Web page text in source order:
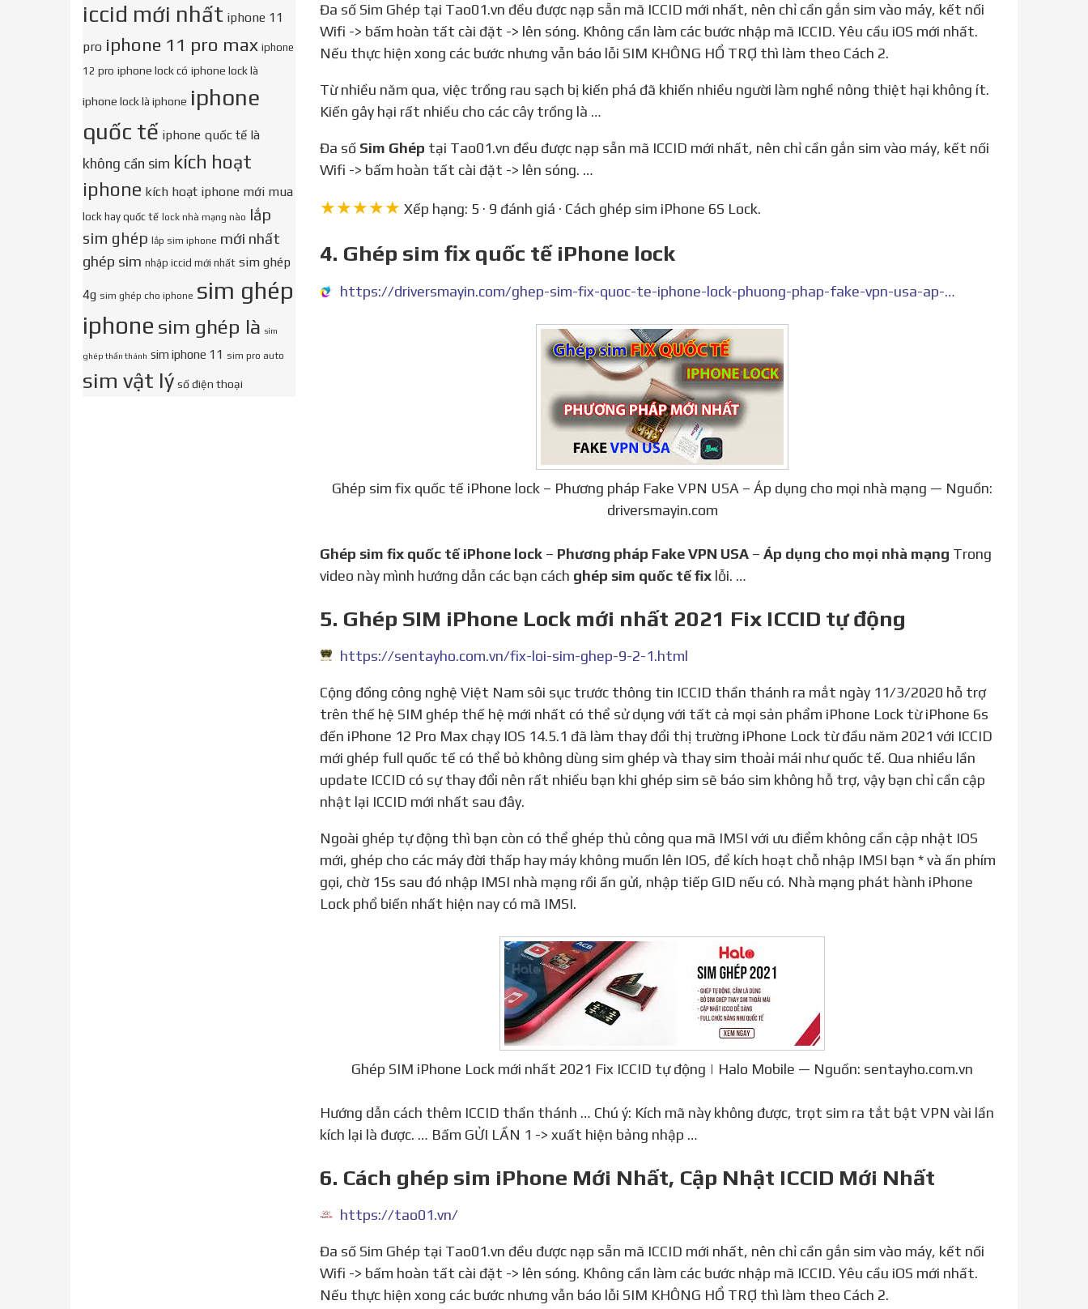
Đa số Sim Ghép tại Tao01.vn đều được nạp sẵn mã ICCID mới nhất, nên chỉ cần gắn sim vào máy, kết nối
Wifi -> bấm hoàn tất cài đặt -> lên sóng. Không cần làm các bước nhập mã ICCID. Yêu cầu iOS mới nhất.
Nếu thực hiện xong các bước nhưng vẫn báo lỗi SIM KHÔNG HỔ TRỢ thì làm theo Cách 2.
Từ nhiều năm qua, việc trồng rau sạch bị kiến phá đã khiến nhiều người làm nghề nông thiệt hại không ít.
Kiến gây hại rất nhiều cho các cây trồng là …
Đa số Sim Ghép tại Tao01.vn đều được nạp sẵn mã ICCID mới nhất, nên chỉ cần gắn sim vào máy, kết nối
Wifi -> bấm hoàn tất cài đặt -> lên sóng. …
★★★★★ Xếp hạng: 5 · 9 đánh giá · Cách ghép sim iPhone 6S Lock.
4. Ghép sim fix quốc tế iPhone lock
https://driversmayin.com/ghep-sim-fix-quoc-te-iphone-lock-phuong-phap-fake-vpn-usa-ap-dung-cho-moi-nha-mang/
Ghép sim fix quốc tế iPhone lock – Phương pháp Fake VPN USA – Áp dụng cho mọi nhà mạng — Nguồn:
driversmayin.com
Ghép sim fix quốc tế iPhone lock– Phương pháp Fake VPN USA– Áp dụng cho mọi nhà mạng Trong
video này mình hướng dẫn các bạn cách ghép sim quốc tế fixlỗi. …
5. Ghép SIM iPhone Lock mới nhất 2021 Fix ICCID tự động
https://sentayho.com.vn/fix-loi-sim-ghep-9-2-1.html
Cộng đồng công nghệ Việt Nam sôi sục trước thông tin ICCID thần thánh ra mắt ngày 11/3/2020 hỗ trợ
trên thế hệ SIM ghép thế hệ mới nhất có thể sử dụng với tất cả mọi sản phẩm iPhone Lock từ iPhone 6s
đến iPhone 12 Pro Max chạy IOS 14.5.1 đã làm thay đổi thị trường iPhone Lock từ đầu năm 2021 với ICCID
mới ghép full quốc tế có thể bỏ không dùng sim ghép và thay sim thoải mái như quốc tế. Qua nhiều lần
update ICCID có sự thay đổi nên rất nhiều bạn khi ghép sim sẽ báo sim không hỗ trợ, vậy bạn chỉ cần cập
nhật lại ICCID mới nhất sau đây.
Ngoài ghép tự động thì bạn còn có thể ghép thủ công qua mã IMSI với ưu điểm không cần cập nhật IOS
mới, ghép cho các máy đời thấp hay máy không muốn lên IOS, để kích hoạt chỗ nhập IMSI bạn * và ấn phím
gọi, chờ 15s sau đó nhập IMSI nhà mạng rồi ấn gửi, nhập tiếp GID nếu có. Nhà mạng phát hành iPhone
Lock phổ biến nhất hiện nay có mã IMSI.
Ghép SIM iPhone Lock mới nhất 2021 Fix ICCID tự động | Halo Mobile — Nguồn: sentayho.com.vn
Hướng dẫn cách thêm ICCID thần thánh … Chú ý: Kích mã này không được, trọt sim ra tắt bật VPN vài lần
kích lại là được. … Bấm GỬI LẦN 1 -> xuất hiện bảng nhập …
6. Cách ghép sim iPhone Mới Nhất, Cập Nhật ICCID Mới Nhất
https://tao01.vn/
Đa số Sim Ghép tại Tao01.vn đều được nạp sẵn mã ICCID mới nhất, nên chỉ cần gắn sim vào máy, kết nối
Wifi -> bấm hoàn tất cài đặt -> lên sóng. Không cần làm các bước nhập mã ICCID. Yêu cầu iOS mới nhất.
Nếu thực hiện xong các bước nhưng vẫn báo lỗi SIM KHÔNG HỔ TRỢ thì làm theo Cách 2.
iccid mới nhất iphone 11
pro iphone 11 pro max iphone
12 pro iphone lock có iphone lock là
iphone lock là iphone iphone
quốc tế iphone quốc tế là
không cần sim kích hoạt
iphone kích hoạt iphone mới mua
lock hay quốc tế lock nhà mạng nào lắp
sim ghép lắp sim iphone mới nhất
ghép sim nhập iccid mới nhất sim ghép
4g sim ghép cho iphone sim ghép
iphone sim ghép là sim
ghép thần thánh sim iphone 11 sim pro auto
sim vật lý số điện thoại